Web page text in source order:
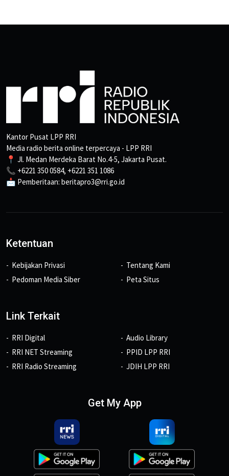
Kantor Pusat LPP RRI
Media radio berita online terpercaya - LPP RRI
📍 Jl. Medan Merdeka Barat No.4-5, Jakarta Pusat.
📞 +6221 350 0584, +6221 351 1086
📩 Pemberitaan: beritapro3@rri.go.id
Ketentuan
Kebijakan Privasi
Pedoman Media Siber
Tentang Kami
Peta Situs
Link Terkait
RRI Digital
RRI NET Streaming
RRI Radio Streaming
Audio Library
PPID LPP RRI
JDIH LPP RRI
Get My App